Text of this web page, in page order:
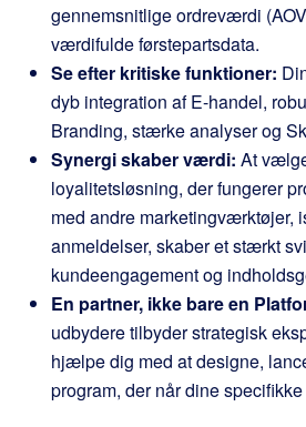
gennemsnitlige ordreværdi
værdifulde førstepartsdata.
Se efter kritiske funktioner:
dyb integration af E-handel,
Branding, stærke analyser og
Synergi skaber værdi: At
loyalitetsløsning, der fungerer
med andre marketingværktøjer,
anmeldelser, skaber et stærkt
kundeengagement og
En partner, ikke bare en
udbydere tilbyder strategisk
hjælpe dig med at designe,
program, der når dine